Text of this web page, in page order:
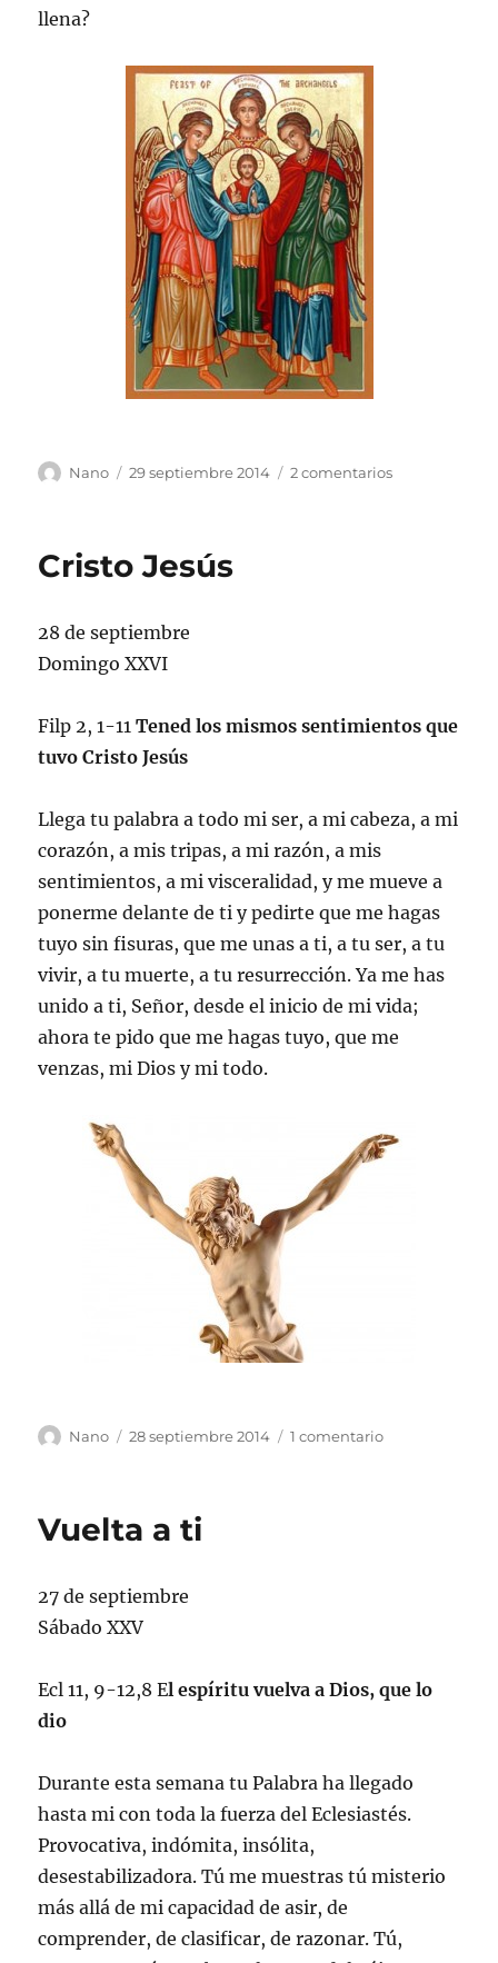
llena?
Autor
Nano
Publicado
29 septiembre 2014 2 comentariosen
Cristo Jesús
28 de septiembre
Domingo XXVI
Filp 2, 1-11Tened los mismos sentimientos que
tuvo Cristo Jesús
Llega tu palabra a todo mi ser, a mi cabeza, a mi
corazón, a mis tripas, a mi razón, a mis
sentimientos, a mi visceralidad, y me mueve a
ponerme delante de ti y pedirte que me hagas
tuyo sin fisuras, que me unas a ti, a tu ser, a tu
vivir, a tu muerte, a tu resurrección. Ya me has
unido a ti, Señor, desde el inicio de mi vida;
ahora te pido que me hagas tuyo, que me
venzas, mi Dios y mi todo.
Autor
Nano
Publicado
28 septiembre 2014 1 comentarioen
Vuelta a ti
27 de septiembre
Sábado XXV
Ecl 11, 9-12,8 El espíritu vuelva a Dios, que lo
dio
Durante esta semana tu Palabra ha llegado
hasta mi con toda la fuerza del Eclesiastés.
Provocativa, indómita, insólita,
desestabilizadora. Tú me muestras tú misterio
más allá de mi capacidad de asir, de
comprender, de clasificar, de razonar. Tú,